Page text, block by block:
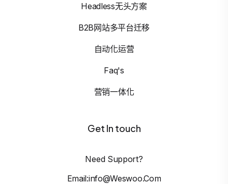
Headless无头方案
B2B网站多平台迁移
自动化运营
Faq's
营销一体化
Get In touch
Need Support?
Email:info@weswoo.com